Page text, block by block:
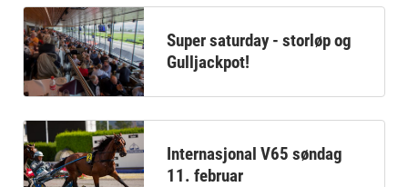
Super saturday - storløp og
Gulljackpot!
Internasjonal V65 søndag
11. februar